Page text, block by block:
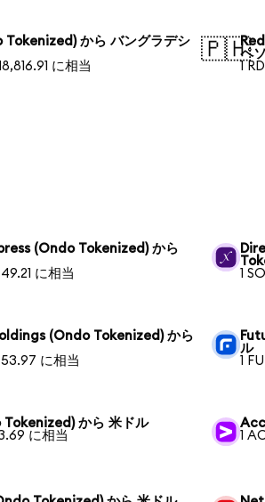
から バングラデシ
に相当
🇵🇭ペソ
1
(Ondo Tokenized) から
に相当
1
(Ondo Tokenized) から
に相当
ル
1
Tokenized) から 米ドル
に相当
1